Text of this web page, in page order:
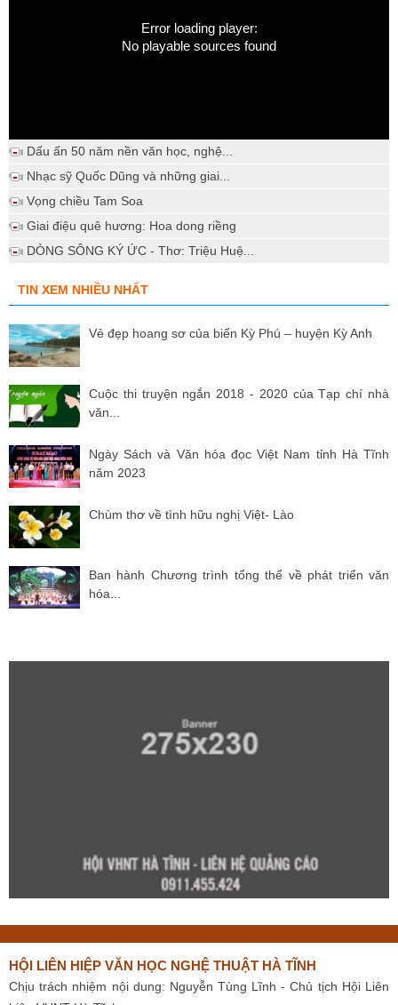
Error loading player:
No playable sources found
Dấu ấn 50 năm nền văn học, nghệ...
Nhạc sỹ Quốc Dũng và những giai...
Vọng chiều Tam Soa
Giai điệu quê hương: Hoa dong riềng
DÒNG SÔNG KÝ ỨC - Thơ: Triệu Huệ...
TIN XEM NHIỀU NHẤT
Vẻ đẹp hoang sơ của biển Kỳ Phú – huyện Kỳ Anh
Cuộc thi truyện ngắn 2018 - 2020 của Tạp chí nhà
văn...
Ngày Sách và Văn hóa đọc Việt Nam tỉnh Hà Tĩnh
năm 2023
Chùm thơ về tình hữu nghị Việt- Lào
Ban hành Chương trình tổng thể về phát triển văn
hóa...
HỘI LIÊN HIỆP VĂN HỌC NGHỆ THUẬT HÀ TĨNH
Chịu trách nhiệm nội dung: Nguyễn Tùng Lĩnh - Chủ tịch Hội Liên